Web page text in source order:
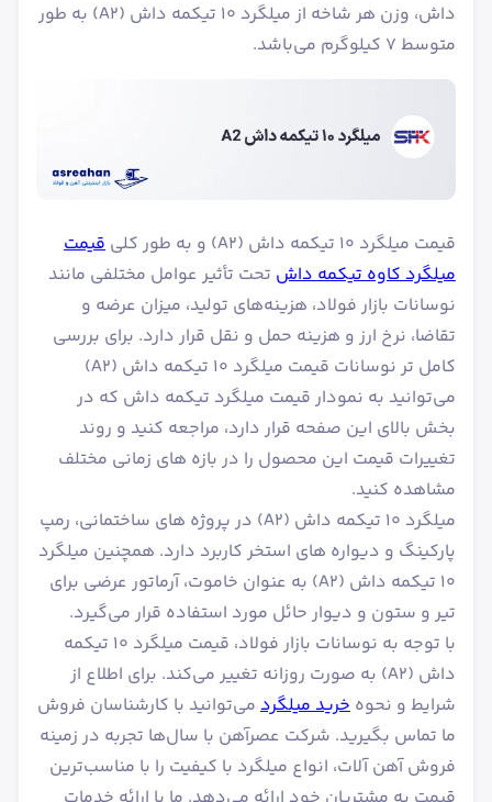
داش، وزن هر شاخه از میلگرد ۱۰ تیکمه داش (A2) به طور
متوسط ۷ کیلوگرم می‌باشد.
قیمت میلگرد ۱۰ تیکمه داش (A2) و به طور کلی
قیمت
میلگرد کاوه تیکمه داش تحت تأثیر عوامل مختلفی مانند
نوسانات بازار فولاد، هزینه‌های تولید، میزان عرضه و
تقاضا، نرخ ارز و هزینه حمل و نقل قرار دارد. برای بررسی
کامل تر نوسانات قیمت میلگرد ۱۰ تیکمه داش (A2)
می‌توانید به نمودار قیمت میلگرد تیکمه داش که در
بخش بالای این صفحه قرار دارد، مراجعه کنید و روند
تغییرات قیمت این محصول را در بازه های زمانی مختلف
مشاهده کنید.
میلگرد ۱۰ تیکمه داش (A2) در پروژه های ساختمانی، رمپ
پارکینگ و دیواره های استخر کاربرد دارد. همچنین میلگرد
۱۰ تیکمه داش (A2) به عنوان خاموت، آرماتور عرضی برای
تیر و ستون و دیوار حائل مورد استفاده قرار می‌گیرد.
با توجه به نوسانات بازار فولاد، قیمت میلگرد ۱۰ تیکمه
داش (A2) به صورت روزانه تغییر می‌کند. برای اطلاع از
شرایط و نحوه خرید میلگرد می‌توانید با کارشناسان فروش
ما تماس بگیرید. شرکت عصرآهن با سال‌ها تجربه در زمینه
فروش آهن آلات، انواع میلگرد با کیفیت را با مناسب‌ترین